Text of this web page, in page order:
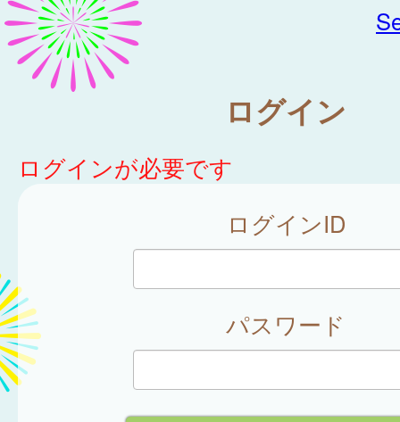
ログイン
ログインが必要です
ログインID
パスワード